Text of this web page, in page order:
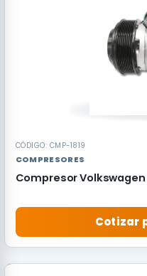
CÓDIGO: CMP-1819
COMPRESORES
Compresor
Cotizar